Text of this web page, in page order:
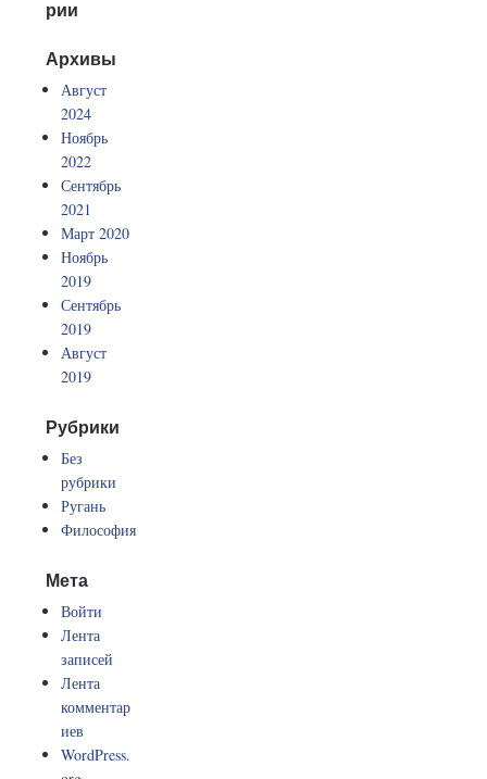
рии
Архивы
Август
2024
Ноябрь
2022
Сентябрь
2021
Март 2020
Ноябрь
2019
Сентябрь
2019
Август
2019
Рубрики
Без
рубрики
Ругань
Философия
Мета
Войти
Лента
записей
Лента
комментар
иев
WordPress.